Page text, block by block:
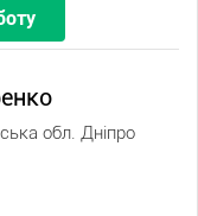
обл. Дніпро